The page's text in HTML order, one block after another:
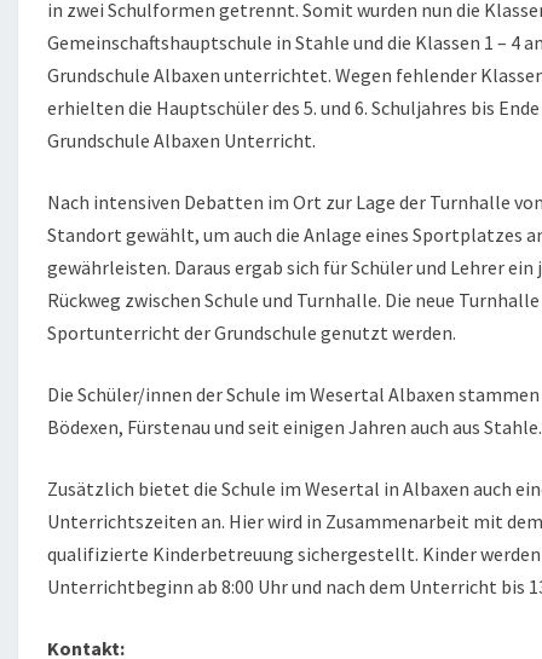
S
E
R
T
in zwei Schulformen getrennt. Somit wurden nun die
Gemeinschaftshauptschule in Stahle und die Klassen 1 – 4
Grundschule Albaxen unterrichtet. Wegen fehlender
erhielten die Hauptschüler des 5. und 6. Schuljahres bis
Grundschule Albaxen Unterricht.
Nach intensiven Debatten im Ort zur Lage der Turnhalle
Standort gewählt, um auch die Anlage eines Sportplatzes
gewährleisten. Daraus ergab sich für Schüler und Lehrer
Rückweg zwischen Schule und Turnhalle. Die neue
Sportunterricht der Grundschule genutzt werden.
Die Schüler/innen der Schule im Wesertal Albaxen
Bödexen, Fürstenau und seit einigen Jahren auch aus Stahle.
Zusätzlich bietet die Schule im Wesertal in Albaxen auch
Unterrichtszeiten an. Hier wird in Zusammenarbeit mit
qualifizierte Kinderbetreuung sichergestellt. Kinder
Unterrichtbeginn ab 8:00 Uhr und nach dem Unterricht bis
Kontakt: